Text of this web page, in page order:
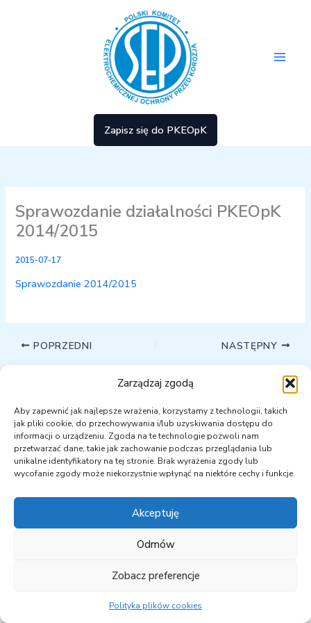
Zarządzaj zgodą
Aby zapewnić jak najlepsze wrażenia, korzystamy z technologii, takich
jak pliki cookie, do przechowywania i/lub uzyskiwania dostępu do
informacji o urządzeniu. Zgoda na te technologie pozwoli nam
przetwarzać dane, takie jak zachowanie podczas przeglądania lub
unikalne identyfikatory na tej stronie. Brak wyrażenia zgody lub
wycofanie zgody może niekorzystnie wpłynąć na niektóre cechy i funkcje.
Akceptuję
Odmów
Zobacz preferencje
Polityka plików cookies
Zapisz się do PKEOpK
Sprawozdanie działalności PKEOpK
2014/2015
2015-07-17
Sprawozdanie 2014/2015
POPRZEDNI NASTĘPNY
Copyright © 2026 PKEOpK | Powered by semtu.pl